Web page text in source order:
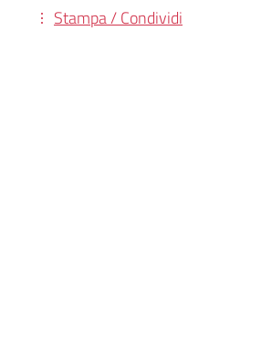
Stampa / Condividi